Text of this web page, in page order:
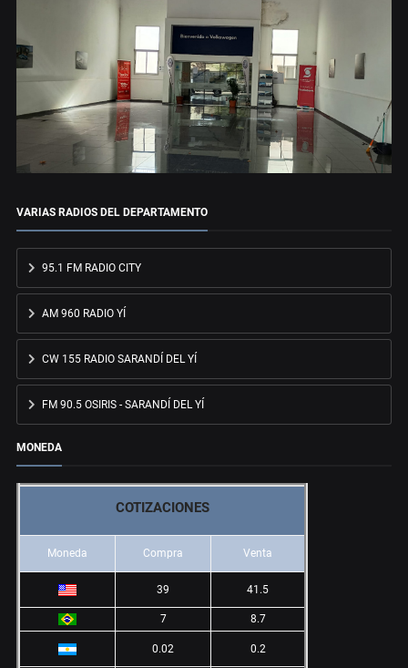
VARIAS RADIOS DEL DEPARTAMENTO
95.1 FM RADIO CITY
AM 960 RADIO YÍ
CW 155 RADIO SARANDÍ DEL YÍ
FM 90.5 OSIRIS - SARANDÍ DEL YÍ
MONEDA
COTIZACIONES
Moneda Compra Venta
39 41.5
7 8.7
0.02 0.2